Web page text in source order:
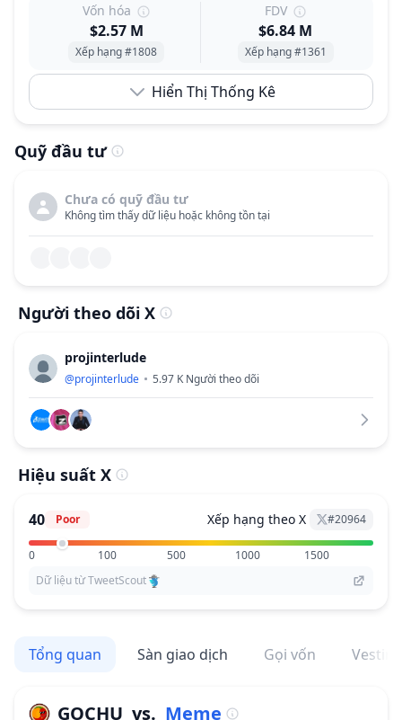
Vốn hóa
$2.57 M
Xếp hạng #1808
FDV
$6.84 M
Xếp hạng #1361
Hiển Thị Thống Kê
Quỹ đầu tư
Chưa có quỹ đầu tư
Không tìm thấy dữ liệu hoặc không tồn tại
Người theo dõi X
projinterlude
@projinterlude 5.97 K Người theo dõi
Hiệu suất X
40 Poor Xếp hạng theo X #20964
0 100 500 1000
1500
Dữ liệu từ TweetScout
Tổng quan Sàn giao dịch Gọi vốn Vesting
GOCHU vs. Meme